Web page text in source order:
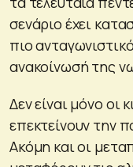
σενάριο έχει
πιο
ανακοίνωσή της
Δεν είναι μόνο οι
επεκτείνουν την
Ακόμη και οι